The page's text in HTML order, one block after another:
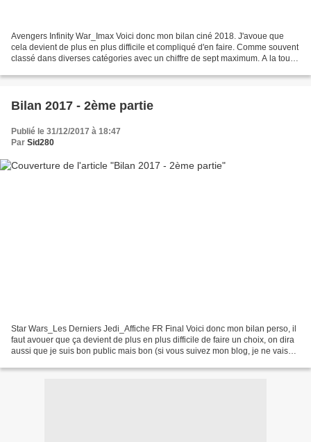
Avengers Infinity War_Imax Voici donc mon bilan ciné 2018. J'avoue que
cela devient de plus en plus difficile et compliqué d'en faire. Comme souvent
classé dans diverses catégories avec un chiffre de sept maximum. A la toute
Bilan 2017 - 2ème partie
Publié le 31/12/2017 à 18:47
Par Sid280
Star Wars_Les Derniers Jedi_Affiche FR Final Voici donc mon bilan perso, il
faut avouer que ça devient de plus en plus difficile de faire un choix, on dira
aussi que je suis bon public mais bon (si vous suivez mon blog, je ne vais